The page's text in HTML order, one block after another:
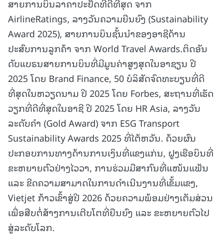
ສາຍການບິນລາຄາປະຢັດທີ່ດີທີ່ສຸດ ຈາກ
AirlineRatings, ລາງວັນຄວາມຍືນຍົງ (Sustainability
Award 2025), ສາຍການບິນຊັ້ນນຳຂອງອາຊີດ້ານ
ປະສົບການລູກຄ້າ ຈາກ World Travel Awards.ຕິດອັນ
ດັບແບຣນສາຍການບິນທີ່ມີມູນຄ່າສູງສຸດໃນອາຊຽນ ປີ
2025 ໂດຍ Brand Finance, 50 ບໍລິສັດຈົດທະບຽນທີ່ດີ
ທີ່ສຸດໃນຫວຽດນາມ ປີ 2025 ໂດຍ Forbes, ສະຖານທີ່ເຮັດ
ວຽກທີ່ດີທີ່ສຸດໃນອາຊີ ປີ 2025 ໂດຍ HR Asia, ລາງວັນ
ລະດັບຄຳ (Gold Award) ຈາກ ESG Transport
Sustainability Awards 2025 ທີ່ໄຕ້ຫວັນ. ດ້ວຍຜົນ
ປະກອບການທາງດ້ານການເງິນທີ່ແຂງແກ່ນ, ຝູງເຮືອບິນທີ່
ຂະຫຍາຍຕົວຢ່າງໄວວາ, ການຮ່ວມມືສາກົນທີ່ແໜ້ນແຟ້ນ
ແລະ ຂີດຄວາມສາມາດໃນການດຳເນີນງານທີ່ເຂັ້ມແຂງ,
Vietjet ກ້າວເຂົ້າສູ່ປີ 2026 ດ້ວຍຄວາມພ້ອມຢ່າງເຕັມສ່ວນ
ເພື່ອສືບຕໍ່ສ້າງການເຕີບໂຕທີ່ຍືນຍົງ ແລະ ຂະຫຍາຍຕົວໄປ
ສູ່ລະດັບໂລກ.